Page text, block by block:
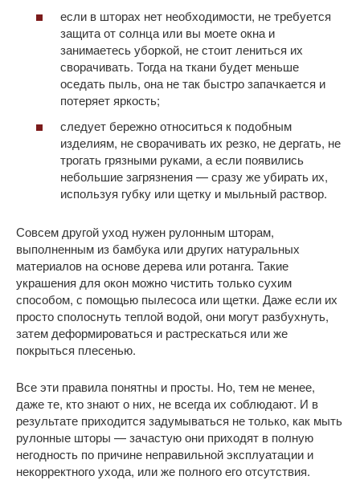
если в шторах нет необходимости, не требуется
защита от солнца или вы моете окна и
занимаетесь уборкой, не стоит лениться их
сворачивать. Тогда на ткани будет меньше
оседать пыль, она не так быстро запачкается и
потеряет яркость;
следует бережно относиться к подобным
изделиям, не сворачивать их резко, не дергать, не
трогать грязными руками, а если появились
небольшие загрязнения — сразу же убирать их,
используя губку или щетку и мыльный раствор.
Совсем другой уход нужен рулонным шторам,
выполненным из бамбука или других натуральных
материалов на основе дерева или ротанга. Такие
украшения для окон можно чистить только сухим
способом, с помощью пылесоса или щетки. Даже если их
просто сполоснуть теплой водой, они могут разбухнуть,
затем деформироваться и растрескаться или же
покрыться плесенью.
Все эти правила понятны и просты. Но, тем не менее,
даже те, кто знают о них, не всегда их соблюдают. И в
результате приходится задумываться не только, как мыть
рулонные шторы — зачастую они приходят в полную
негодность по причине неправильной эксплуатации и
некорректного ухода, или же полного его отсутствия.